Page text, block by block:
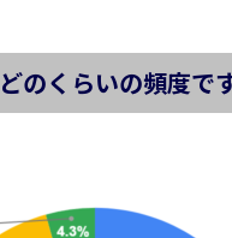
どのくらいの頻度で